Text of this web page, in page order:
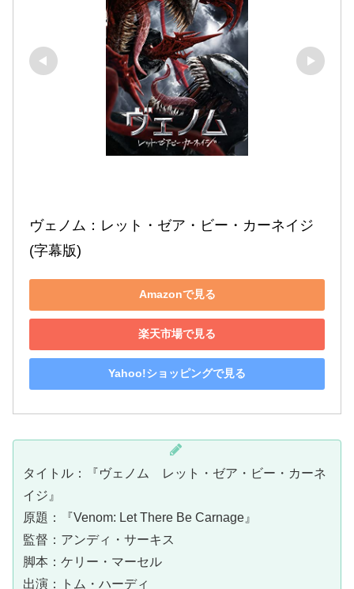
ヴェノム：レット・ゼア・ビー・カーネイジ
(字幕版)
Amazonで見る
楽天市場で見る
Yahoo!ショッピングで見る
タイトル：『ヴェノム レット・ゼア・ビー・カーネ
イジ』
原題：『Venom: Let There Be Carnage』
監督：アンディ・サーキス
脚本：ケリー・マーセル
出演：トム・ハーディ